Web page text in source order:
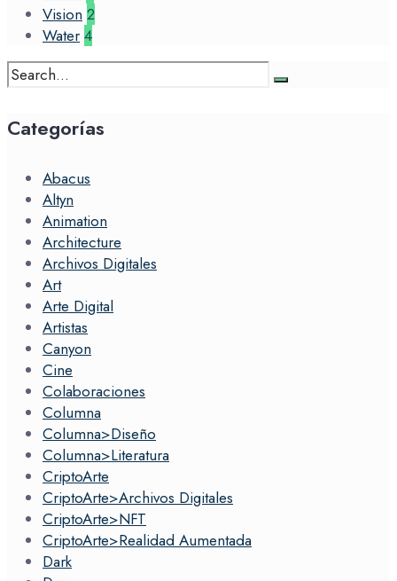
Vision 2
Water 4
Search
for:
Categorías
Abacus
Altyn
Animation
Architecture
Archivos Digitales
Art
Arte Digital
Artistas
Canyon
Cine
Colaboraciones
Columna
Columna>Diseño
Columna>Literatura
CriptoArte
CriptoArte>Archivos Digitales
CriptoArte>NFT
CriptoArte>Realidad Aumentada
Dark